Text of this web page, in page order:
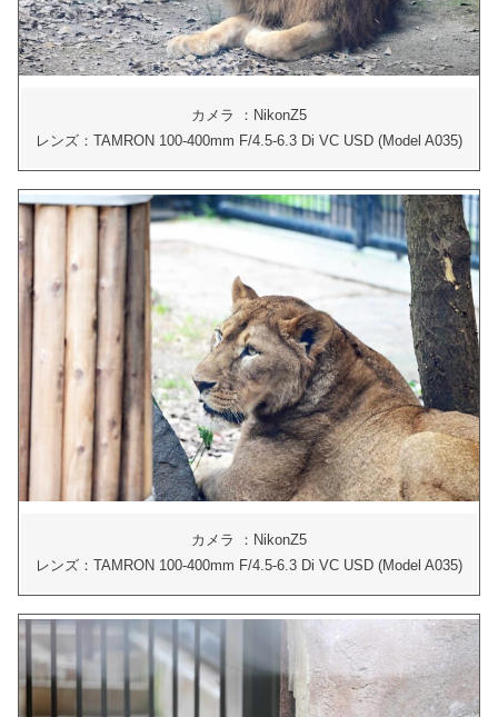
カメラ ：NikonZ5
レンズ：TAMRON 100-400mm F/4.5-6.3 Di VC USD (Model A035)
カメラ ：NikonZ5
レンズ：TAMRON 100-400mm F/4.5-6.3 Di VC USD (Model A035)